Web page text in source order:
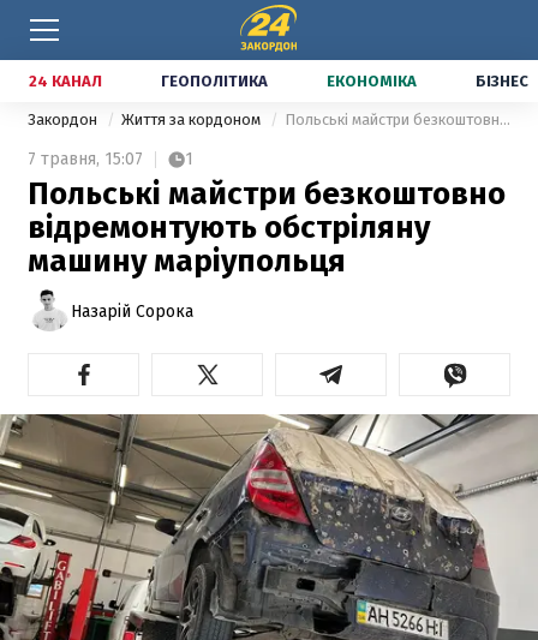
24 КАНАЛ ГЕОПОЛІТИКА ЕКОНОМІКА БІЗНЕС
Закордон Життя за кордоном Польські майстри безкоштовно відремонтують обстріляну машину маріупольця
7 травня, 15:07 1
Польські майстри безкоштовно
відремонтують обстріляну
машину маріупольця
Назарій Сорока